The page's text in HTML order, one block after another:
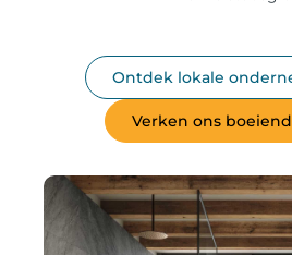
Verken ons
Ontdek lokale